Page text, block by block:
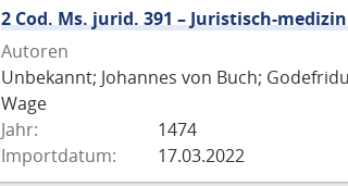
2 Cod. Ms. jurid. 391 – Juristisch-
Autoren
Unbekannt; Johannes von Buch;
Wage
Jahr:
1474
Importdatum:
17.03.2022